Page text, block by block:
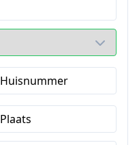
Huisnummer
Plaats